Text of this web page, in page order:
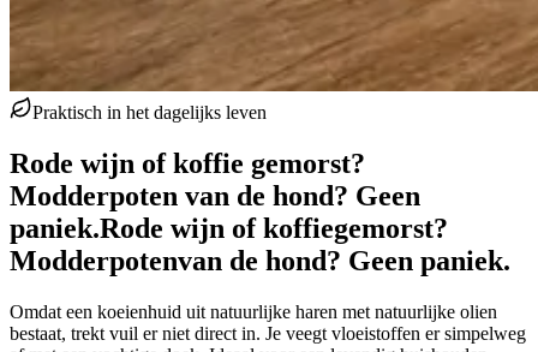
Praktisch in het dagelijks leven
Rode wijn of koffie gemorst?
Modderpoten van de hond? Geen
paniek.Rode wijn of koffiegemorst?
Modderpotenvan de hond? Geen paniek.
Omdat een koeienhuid uit natuurlijke haren met natuurlijke olien
bestaat, trekt vuil er niet direct in. Je veegt vloeistoffen er simpelweg